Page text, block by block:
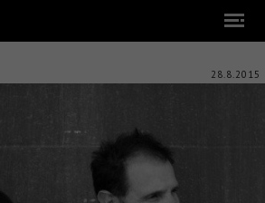
28.8.2015